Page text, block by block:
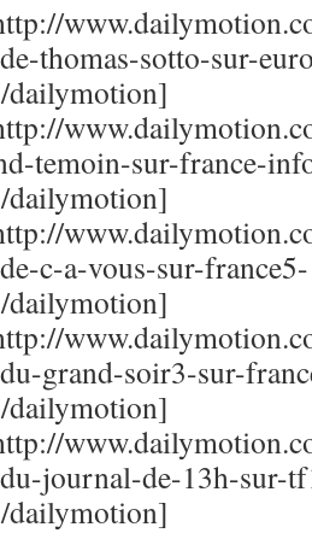
thomas-sotto-sur-
dailymotion]
temoin-sur-france-
dailymotion]
c-a-vous-sur-france5-
dailymotion]
grand-soir3-sur-
dailymotion]
journal-de-13h-sur-
dailymotion]